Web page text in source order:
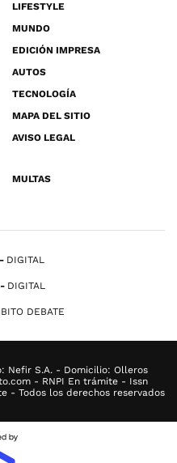
LIFESTYLE
MUNDO
EDICIÓN IMPRESA
AUTOS
TECNOLOGÍA
MAPA DEL SITIO
AVISO LEGAL
MULTAS
DIGITAL
DIGITAL
DEBATE
Nefir S.A. - Domicilio: Olleros
- RNPI En trámite - Issn
- Todos los derechos reservados